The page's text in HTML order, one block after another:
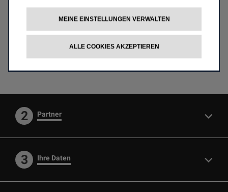
NEUER COMPASS PLUG-IN-HYBRID
Auswählen
2 Partner
3 Ihre Daten
MEINE EINSTELLUNGEN VERWALTEN
ALLE COOKIES AKZEPTIEREN